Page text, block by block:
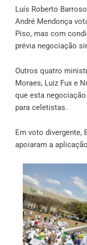
Luís Roberto
André Mendonça
Piso, mas com
prévia negociação
Outros quatro
Moraes, Luiz Fux e
que esta
para celetistas.
Em voto divergente,
apoiaram a